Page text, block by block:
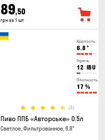
89,50
грн за 1 шт
Крепость
6.8 °
Горечь
12 IBU
Плотность
17 %
(3)
Пиво ППБ «Авторське» 0.5л
Светлое, Фильтрованное, 6.8°